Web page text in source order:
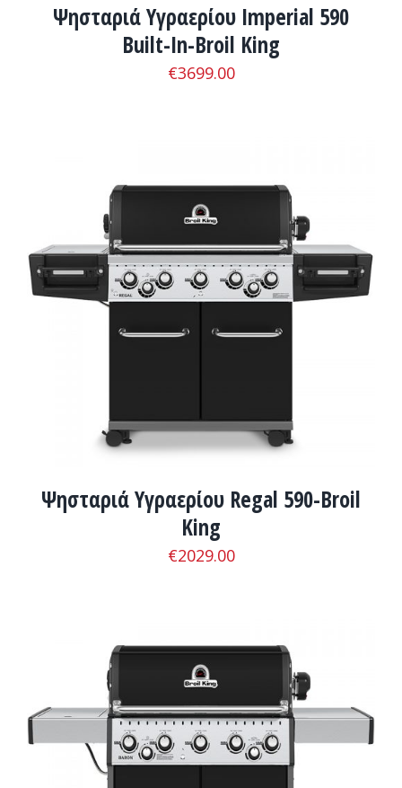
Ψησταριά Υγραερίου Imperial 590
Built-In-Broil King
€3699.00
ΛΕΠΤΟΜΈΡΕΙΕΣ
Ψησταριά Υγραερίου Regal 590-Broil
King
€2029.00